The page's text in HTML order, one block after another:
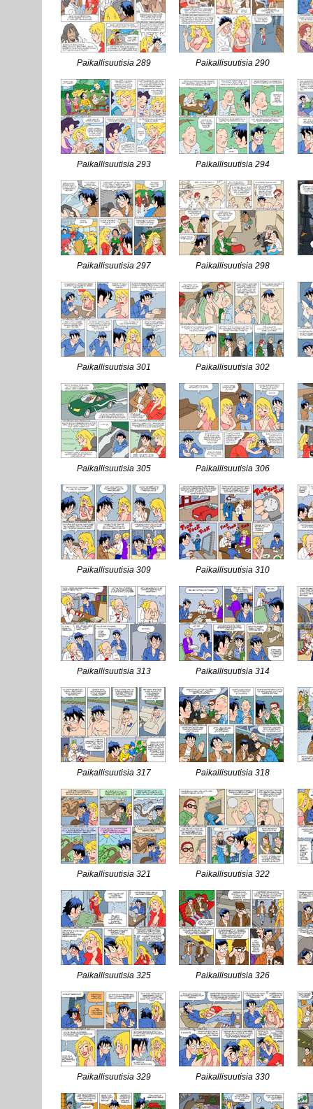
Paikallisuutisia 289 Paikallisuutisia 290
Paikallisuutisia 293 Paikallisuutisia 294
Paikallisuutisia 297 Paikallisuutisia 298
Paikallisuutisia 301 Paikallisuutisia 302
Paikallisuutisia 305 Paikallisuutisia 306
Paikallisuutisia 309 Paikallisuutisia 310
Paikallisuutisia 313 Paikallisuutisia 314
Paikallisuutisia 317 Paikallisuutisia 318
Paikallisuutisia 321 Paikallisuutisia 322
Paikallisuutisia 325 Paikallisuutisia 326
Paikallisuutisia 329 Paikallisuutisia 330